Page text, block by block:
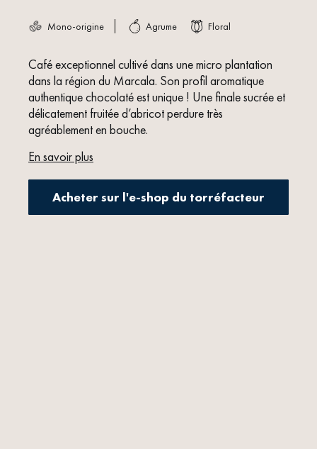
Mono-origine Agrume Floral
Café exceptionnel cultivé dans une micro plantation
dans la région du Marcala. Son profil aromatique
authentique chocolaté est unique ! Une finale sucrée et
délicatement fruitée d’abricot perdure très
agréablement en bouche.
En savoir plus
Acheter sur l'e-shop du torréfacteur